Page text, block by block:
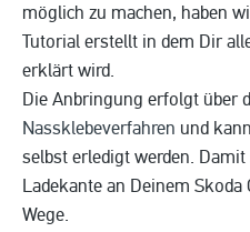
möglich zu machen, haben
Tutorial erstellt in dem Dir
erklärt wird.
Die Anbringung erfolgt über
Nassklebeverfahren und
selbst erledigt werden.
Ladekante an Deinem
Wege.